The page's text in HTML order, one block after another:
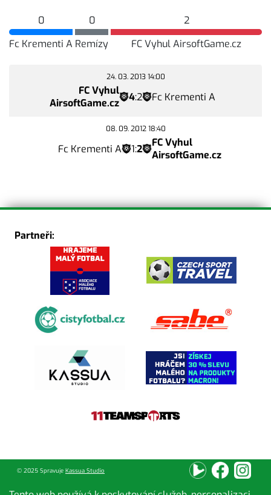
0
Fc Krementi A
0
Remízy
2
FC Vyhul AirsoftGame.cz
24. 03. 2013 14:00
FC Vyhul
AirsoftGame.cz
4:2 Fc Krementi A
08. 09. 2012 18:40
Fc Krementi A 1:2
FC Vyhul
AirsoftGame.cz
Partneři:
© 2025 Spravuje Kassua Studio